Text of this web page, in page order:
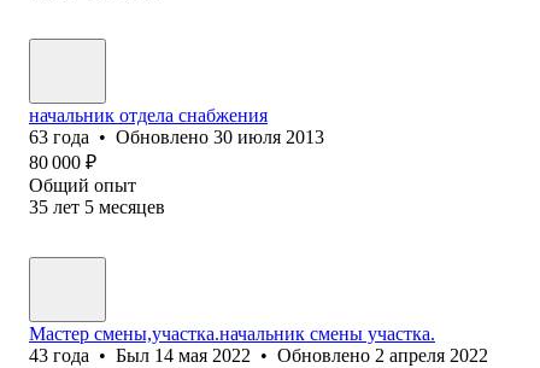
начальник отдела снабжения
63 года • Обновлено 30 июля 2013
80 000 ₽
Общий опыт
35 лет 5 месяцев
Мастер смены,участка.начальник смены участка.
43 года • Был 14 мая 2022 • Обновлено 2 апреля 2022